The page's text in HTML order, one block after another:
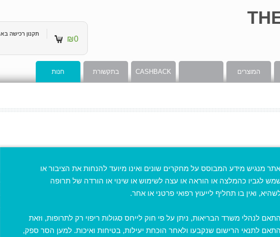
₪0
תקנון רכישה
המוצרים CASHBACK בתקשורת חנות
להנחות את הציבור או לשמש לגביו כהמלצה או הוראה או עצה לשימוש או שינוי או הורדה של תרופה כלשהיא, ואין בו
מחלה כלשהי. הכתוב באתר אינו מהווה המלצה רפואית מוסמכת. בכל מקרה של בעיה רפואית יש להיוועץ ברופא
אין לראות במידע והעדויות המוצגים באתר הבטחה לתוצאה כלשהי העשויה להשתנות מאדם לאדם.
The123Lifestyle © 2012-2026
מנגיש מידע המבוסס על מחקרים שונים ואינו מיועד להנחות את הציבור או
לגביו כהמלצה או הוראה או עצה לשימוש או שינוי או הורדה של תרופה
ואין בו תחליף לייעוץ רפואי פרטני או אחר.
לנהלי משרד הבריאות, ניתן על פי חוק לייחס סגולות ריפוי רק לתרופות, וזאת
לתנאי הרישום שנקבעו ולאחר הוכחת יעילות, בטיחות ואיכות. למען הסר ספק,